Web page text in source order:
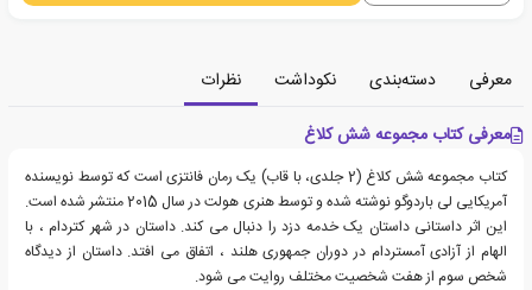
معرفی دسته‌بندی نکوداشت
نظرات
معرفی کتاب مجموعه شش کلاغ
کتاب مجموعه شش کلاغ (2 جلدی، با قاب) یک رمان فانتزی است که توسط نویسنده
آمریکایی لی باردوگو نوشته شده و توسط هنری هولت در سال 2015 منتشر شده است.
این اثر داستانی داستان یک خدمه دزد را دنبال می کند. داستان در شهر کتردام ، با
الهام از آزادی آمستردام در دوران جمهوری هلند ، اتفاق می افتد. داستان از دیدگاه
شخص سوم از هفت شخصیت مختلف روایت می شود.